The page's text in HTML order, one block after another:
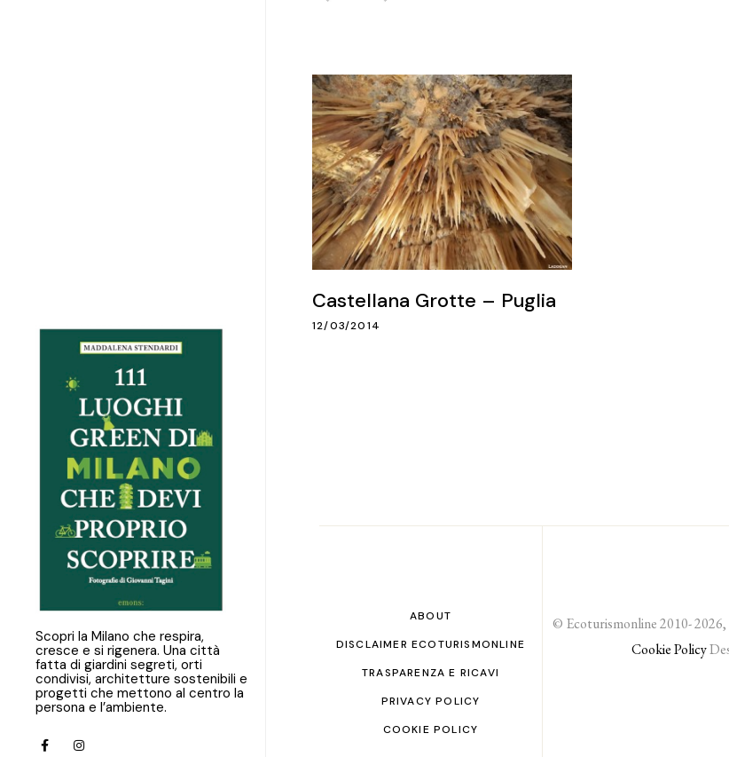
Scopri la Milano che respira,
cresce e si rigenera. Una città
fatta di giardini segreti, orti
condivisi, architetture sostenibili e
progetti che mettono al centro la
persona e l’ambiente.
Castellana Grotte – Puglia
12/03/2014
ABOUT
DISCLAIMER ECOTURISMONLINE
TRASPARENZA E RICAVI
PRIVACY POLICY
COOKIE POLICY
© Ecoturismonline 2010-
Cookie Policy